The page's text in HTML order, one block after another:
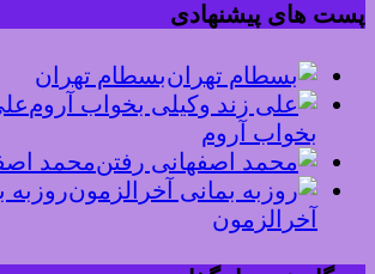
پست های پیشنهادی
بسطام تهران
بخواب آروم
محمد
روزبه
آخرالزمون